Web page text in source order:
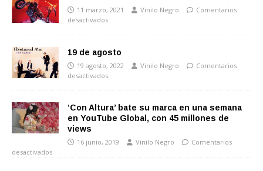
11 marzo, 2021 Vinilo Negro
Comentarios
desactivados
19 de agosto
19 agosto, 2022 Vinilo Negro
Comentarios
desactivados
‘Con Altura’ bate su marca en una semana
en YouTube Global, con 45 millones de
views
16 junio, 2019 Vinilo Negro
Comentarios
desactivados